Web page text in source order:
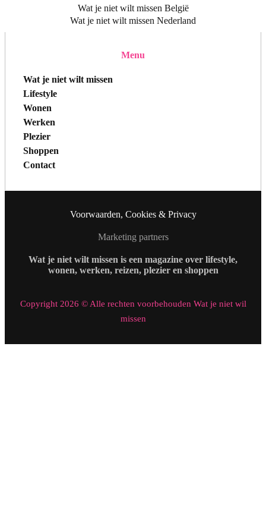
Wat je niet wilt missen België
Wat je niet wilt missen Nederland
Menu
Wat je niet wilt missen
Lifestyle
Wonen
Werken
Plezier
Shoppen
Contact
Voorwaarden, Cookies & Privacy
Marketing partners
Wat je niet wilt missen is een magazine over lifestyle,
wonen, werken, reizen, plezier en shoppen
Copyright 2026 © Alle rechten voorbehouden Wat je niet wil
missen